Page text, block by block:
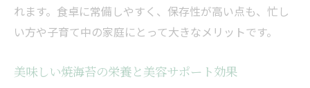
れます。食卓に常備しやすく、保存性が高い点も、忙し
い方や子育て中の家庭にとって大きなメリットです。
美味しい焼海苔の栄養と美容サポート効果